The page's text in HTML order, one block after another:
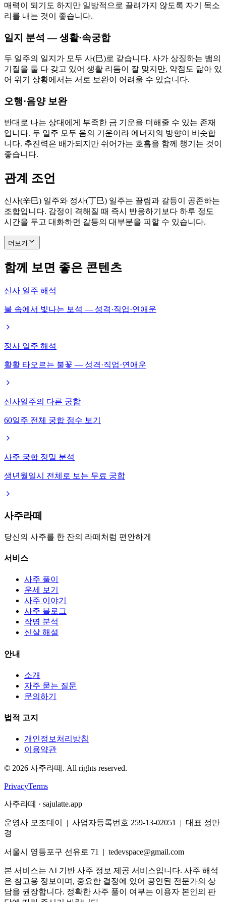
매력이 되기도 하지만 일방적으로 끌려가지 않도록 자기 목소
리를 내는 것이 좋습니다.
일지 분석 — 생활·속궁합
두 일주의 일지가 모두 사(巳)로 같습니다. 사가 상징하는 뱀의
기질을 둘 다 갖고 있어 생활 리듬이 잘 맞지만, 약점도 닮아 있
어 위기 상황에서는 서로 보완이 어려울 수 있습니다.
오행·음양 보완
반대로 나는 상대에게 부족한 금 기운을 더해줄 수 있는 존재
입니다. 두 일주 모두 음의 기운이라 에너지의 방향이 비슷합
니다. 추진력은 배가되지만 쉬어가는 호흡을 함께 챙기는 것이
좋습니다.
관계 조언
신사(辛巳) 일주와 정사(丁巳) 일주는 끌림과 갈등이 공존하는
조합입니다. 감정이 격해질 때 즉시 반응하기보다 하루 정도
시간을 두고 대화하면 갈등의 대부분을 피할 수 있습니다.
더보기
함께 보면 좋은 콘텐츠
신사 일주 해석
불 속에서 빛나는 보석 — 성격·직업·연애운
정사 일주 해석
활활 타오르는 불꽃 — 성격·직업·연애운
신사일주의 다른 궁합
60일주 전체 궁합 점수 보기
사주 궁합 정밀 분석
생년월일시 전체로 보는 무료 궁합
사주라떼
당신의 사주를 한 잔의 라떼처럼 편안하게
서비스
사주 풀이
운세 보기
사주 이야기
사주 블로그
작명 분석
신살 해설
안내
소개
자주 묻는 질문
문의하기
법적 고지
개인정보처리방침
이용약관
© 2026 사주라떼. All rights reserved.
PrivacyTerms
사주라떼 · sajulatte.app
운영사 모조데이 | 사업자등록번호 259-13-02051 | 대표 정만
경
서울시 영등포구 선유로 71 | tedevspace@gmail.com
본 서비스는 AI 기반 사주 정보 제공 서비스입니다. 사주 해석
은 참고용 정보이며, 중요한 결정에 있어 공인된 전문가의 상
담을 권장합니다. 정확한 사주 풀이 여부는 이용자 본인의 판